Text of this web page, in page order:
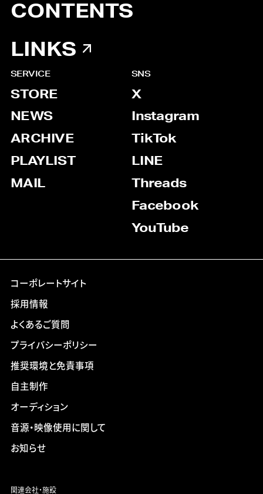
CONTENTS
LINKS
SERVICE
STORE
NEWS
ARCHIVE
PLAYLIST
MAIL
SNS
X
Instagram
TikTok
LINE
Threads
Facebook
YouTube
コーポレートサイト
採用情報
よくあるご質問
プライバシーポリシー
推奨環境と免責事項
自主制作
オーディション
音源・映像使用に関して
お知らせ
関連会社・施設